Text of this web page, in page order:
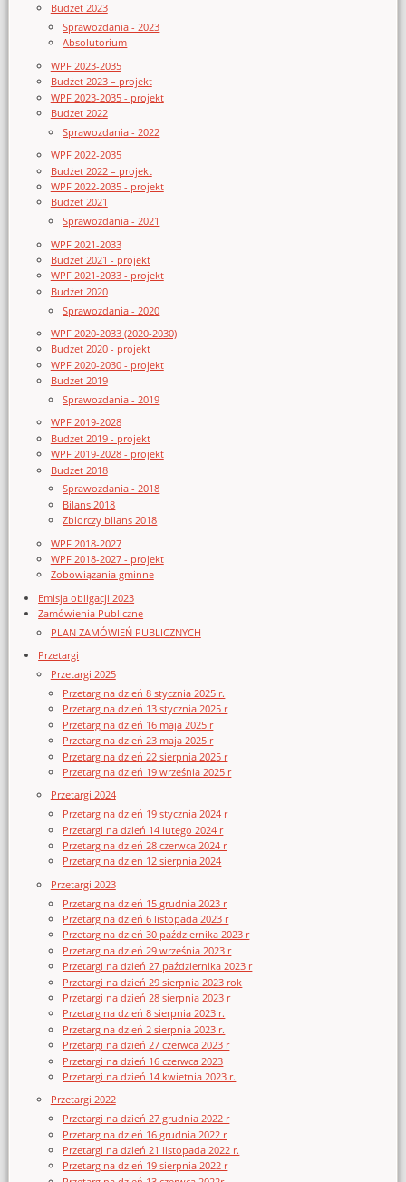
Budżet 2023
Sprawozdania - 2023
Absolutorium
WPF 2023-2035
Budżet 2023 – projekt
WPF 2023-2035 - projekt
Budżet 2022
Sprawozdania - 2022
WPF 2022-2035
Budżet 2022 – projekt
WPF 2022-2035 - projekt
Budżet 2021
Sprawozdania - 2021
WPF 2021-2033
Budżet 2021 - projekt
WPF 2021-2033 - projekt
Budżet 2020
Sprawozdania - 2020
WPF 2020-2033 (2020-2030)
Budżet 2020 - projekt
WPF 2020-2030 - projekt
Budżet 2019
Sprawozdania - 2019
WPF 2019-2028
Budżet 2019 - projekt
WPF 2019-2028 - projekt
Budżet 2018
Sprawozdania - 2018
Bilans 2018
Zbiorczy bilans 2018
WPF 2018-2027
WPF 2018-2027 - projekt
Zobowiązania gminne
Emisja obligacji 2023
Zamówienia Publiczne
PLAN ZAMÓWIEŃ PUBLICZNYCH
Przetargi
Przetargi 2025
Przetarg na dzień 8 stycznia 2025 r.
Przetarg na dzień 13 stycznia 2025 r
Przetarg na dzień 16 maja 2025 r
Przetarg na dzień 23 maja 2025 r
Przetarg na dzień 22 sierpnia 2025 r
Przetarg na dzień 19 września 2025 r
Przetargi 2024
Przetarg na dzień 19 stycznia 2024 r
Przetargi na dzień 14 lutego 2024 r
Przetarg na dzień 28 czerwca 2024 r
Przetarg na dzień 12 sierpnia 2024
Przetargi 2023
Przetarg na dzień 15 grudnia 2023 r
Przetarg na dzień 6 listopada 2023 r
Przetarg na dzień 30 października 2023 r
Przetarg na dzień 29 września 2023 r
Przetargi na dzień 27 października 2023 r
Przetargi na dzień 29 sierpnia 2023 rok
Przetargi na dzień 28 sierpnia 2023 r
Przetarg na dzień 8 sierpnia 2023 r.
Przetarg na dzień 2 sierpnia 2023 r.
Przetargi na dzień 27 czerwca 2023 r
Przetargi na dzień 16 czerwca 2023
Przetargi na dzień 14 kwietnia 2023 r.
Przetargi 2022
Przetargi na dzień 27 grudnia 2022 r
Przetarg na dzień 16 grudnia 2022 r
Przetargi na dzień 21 listopada 2022 r.
Przetarg na dzień 19 sierpnia 2022 r